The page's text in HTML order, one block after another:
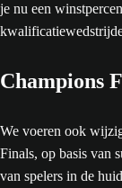
je nu een
Champions
We voeren ook
Finals, op basis van
van spelers in de